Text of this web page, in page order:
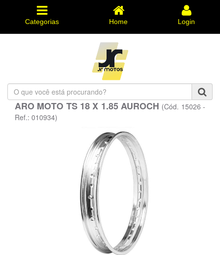
Categorias Home Login
O
que
você
está
ARO MOTO TS 18 X 1.85 AUROCH (Cód. 15026 -
Ref.: 010934)